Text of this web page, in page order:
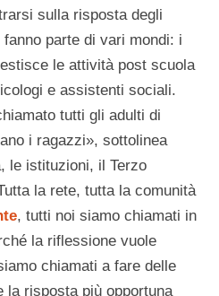
sulla risposta degli
parte di vari mondi: i
le attività post scuola
e assistenti sociali.
tutti gli adulti di
i ragazzi», sottolinea
le istituzioni, il Terzo
la rete, tutta la comunità
, tutti noi siamo chiamati in
la riflessione vuole
chiamati a fare delle
la risposta più opportuna